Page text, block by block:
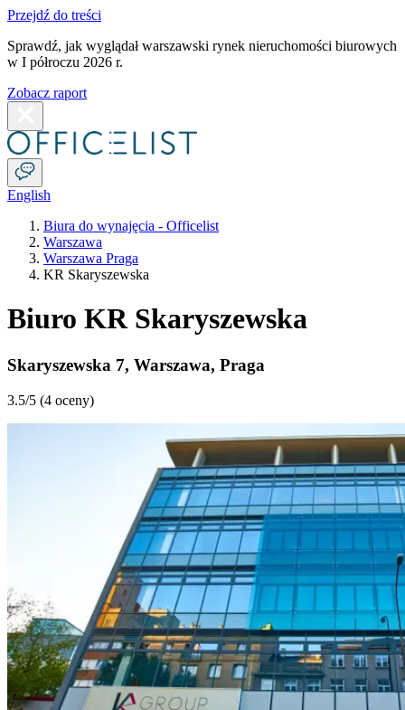
Przejdź do treści
Sprawdź, jak wyglądał warszawski rynek nieruchomości biurowych
w I półroczu 2026 r.
Zobacz raport
English
Biura do wynajęcia - Officelist
Warszawa
Warszawa Praga
KR Skaryszewska
Biuro KR Skaryszewska
Skaryszewska 7, Warszawa, Praga
3.5/5 (4 oceny)